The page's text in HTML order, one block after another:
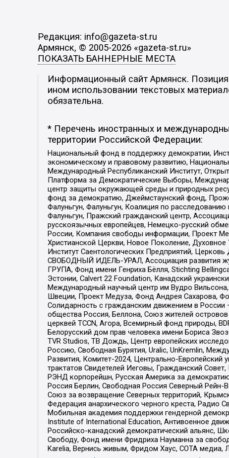
Редакция: info@gazeta-st.ru
Армянск, © 2005-2026 «gazeta-st.ru»
ПОКАЗАТЬ БАННЕРНЫЕ МЕСТА
Информационный сайт Армянск. Позиция
ином использовании текстовых
обязательна.
* Перечень иностранных и
территории Российской Федерации:
Национальный фонд в поддержку демократии,
экономическому и правовому развитию,
Международный Республиканский Институт,
Платформа за Демократические Выборы,
центр защиты окружающей среды и природных
фонд за демократию, Джеймстаунский фонд,
Фалуньгун, Фалуньгун, Коалиция по
Фалуньгун, Пражский гражданский центр,
русскоязычных европейцев, Немецко-русский
России, Компания свободы информации, Проект
Христианской Церкви, Новое Поколение,
Институт Саентологических Предприятий,
СВОБОДНЫЙ ИДЕЛЬ-УРАЛ, Ассоциация развития
ГРУПА, Фонд имени Генриха Бёлля, Stichting
Эстонии, Calvert 22 Foundation, Канадский
Международный научный центр им Вудро
Швеции, Проект Медуза, Фонд Андрея Сахарова,
Солидарность с гражданским движением в России
общества Россия, Беллона, Союз жителей
церквей TCCN, Агора, Всемирный фонд природы,
Белорусский дом прав человека имени Бориса
TVR Studios, ТВ Дождь, Центр европейских
Россию, Свободная Бурятия, Uralic, UnKremlin,
Развития, Комитет-2024, Центрально-
трактатов Свидетелей Иеговы, Гражданский
РЭНД корпорейшн, Русская Америка за
Россия Берлин, Свободная Россия Северный Рейн-
Союз за возвращение Северных территорий,
Федерация анархического черного креста, Радио
Мобильная академия поддержки гендерной
Institute of International Education, Антивоенное
Российско-канадский демократический альянс,
Свободу, Фонд имени Фридриха Науманна за
Karelia, Вернись живым, Фридом Хаус, СОТА медиа,